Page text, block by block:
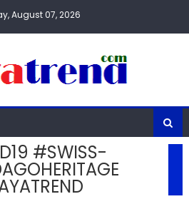
August 07, 2026
#SWISS-